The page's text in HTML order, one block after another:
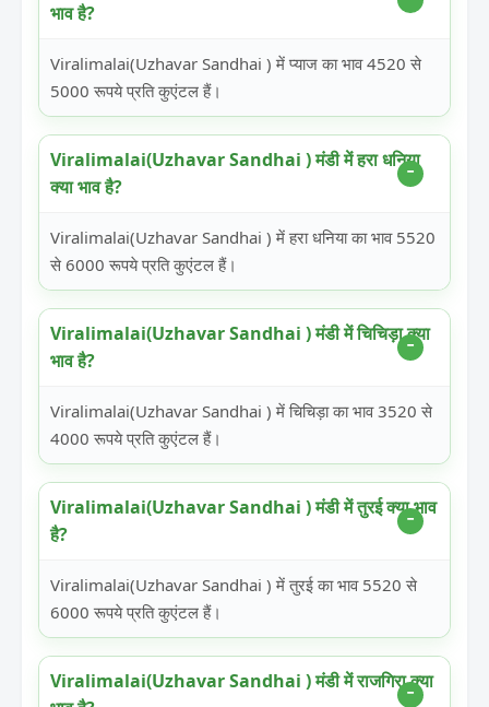
भाव है?
Viralimalai(Uzhavar Sandhai ) में प्याज का भाव 4520 से
5000 रूपये प्रति कुएंटल हैं।
Viralimalai(Uzhavar Sandhai ) मंडी में हरा धनिया
क्या भाव है?
Viralimalai(Uzhavar Sandhai ) में हरा धनिया का भाव 5520
से 6000 रूपये प्रति कुएंटल हैं।
Viralimalai(Uzhavar Sandhai ) मंडी में चिचिड़ा क्या
भाव है?
Viralimalai(Uzhavar Sandhai ) में चिचिड़ा का भाव 3520 से
4000 रूपये प्रति कुएंटल हैं।
Viralimalai(Uzhavar Sandhai ) मंडी में तुरई क्या भाव
है?
Viralimalai(Uzhavar Sandhai ) में तुरई का भाव 5520 से
6000 रूपये प्रति कुएंटल हैं।
Viralimalai(Uzhavar Sandhai ) मंडी में राजगिरा क्या